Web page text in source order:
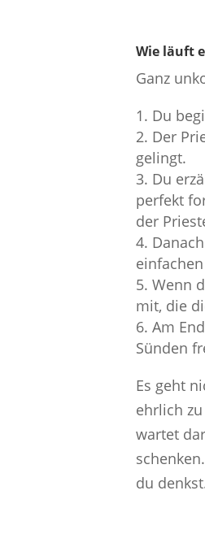
Wie läuft
Ganz
Du
Der
gelingt.
Du
perfekt
der
einfachen
Wenn
mit, die
Am
Sünden
Es geht
ehrlich
wartet
du